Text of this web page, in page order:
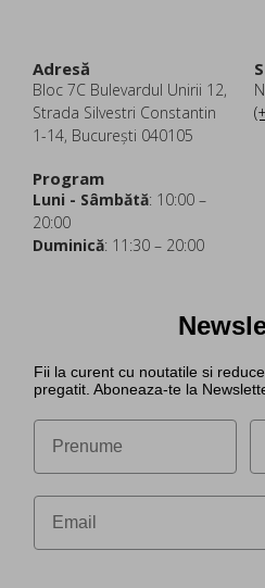
Adresă
Bloc 7C Bulevardul Unirii 12,
Strada Silvestri Constantin
1-14, București 040105
Program
Luni - Sâmbătă: 10:00 –
20:00
Duminică: 11:30 – 20:00
Fii la curent cu noutatile si
pregatit. Aboneaza-te la